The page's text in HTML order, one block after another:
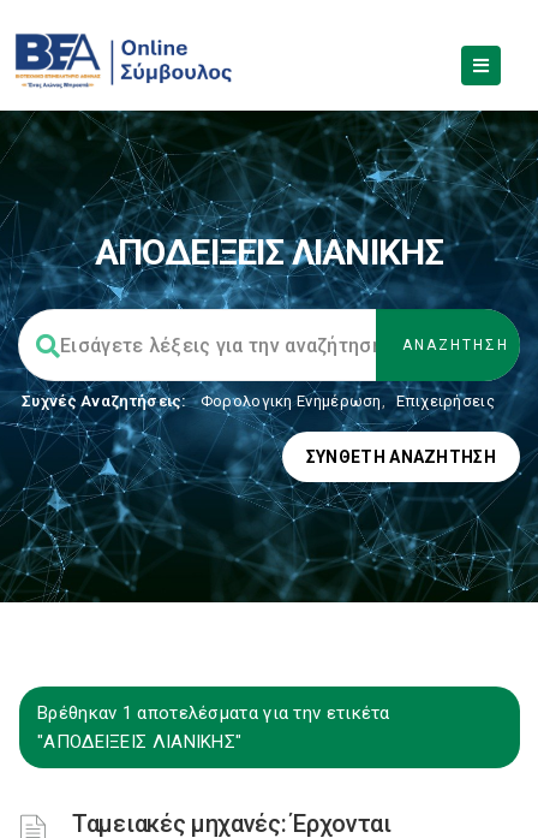
ΑΠΟΔΕΙΞΕΙΣ ΛΙΑΝΙΚΗΣ
Συχνές Αναζητήσεις: Φορολογικη Ενημέρωση, Επιχειρήσεις
ΣΎΝΘΕΤΗ ΑΝΑΖΉΤΗΣΗ
Βρέθηκαν 1 αποτελέσματα για την ετικέτα
"ΑΠΟΔΕΙΞΕΙΣ ΛΙΑΝΙΚΗΣ"
Ταμειακές μηχανές: Έρχονται